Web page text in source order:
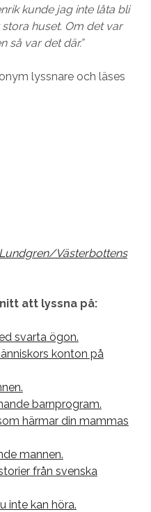
kunde jag inte låta bli
huset. Om det var
så var det där.”
lyssnare och läses
Västerbottens
att lyssna på:
svarta ögon.
konton på
barnprogram.
härmar din mammas
mannen.
från svenska
inte kan höra.